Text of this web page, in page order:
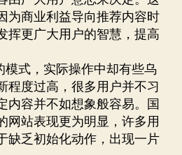
为商业利益导向推荐内容时
挥更广大用户的智慧，提高
式，实际操作中却有些乌
程度过高，很多用户并不习
内容并不如想象般容易。国
网站表现更为明显，许多用
缺乏初始化动作，出现一片